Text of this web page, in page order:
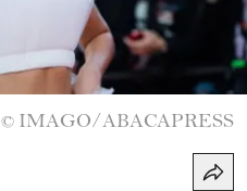
© IMAGO/ABACAPRESS